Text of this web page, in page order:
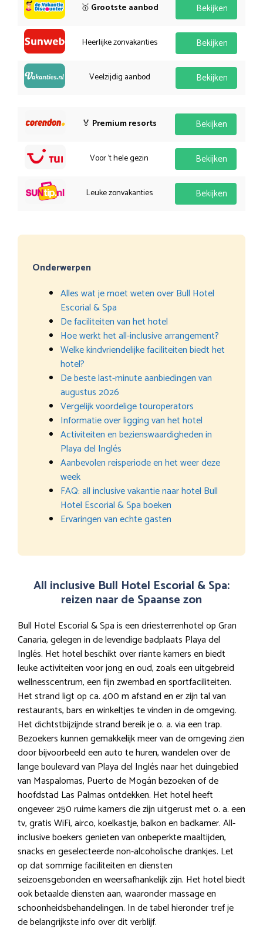
🥇 Grootste aanbod Bekijken
Heerlijke zonvakanties Bekijken
Veelzijdig aanbod Bekijken
🏅 Premium resorts Bekijken
Voor 't hele gezin Bekijken
Leuke zonvakanties Bekijken
Onderwerpen
Alles wat je moet weten over Bull Hotel
Escorial & Spa
De faciliteiten van het hotel
Hoe werkt het all-inclusive arrangement?
Welke kindvriendelijke faciliteiten biedt het
hotel?
De beste last-minute aanbiedingen van
augustus 2026
Vergelijk voordelige touroperators
Informatie over ligging van het hotel
Activiteiten en bezienswaardigheden in
Playa del Inglés
Aanbevolen reisperiode en het weer deze
week
FAQ: all inclusive vakantie naar hotel Bull
Hotel Escorial & Spa boeken
Ervaringen van echte gasten
All inclusive Bull Hotel Escorial & Spa:
reizen naar de Spaanse zon
Bull Hotel Escorial & Spa is een driesterrenhotel op Gran
Canaria, gelegen in de levendige badplaats Playa del
Inglés. Het hotel beschikt over riante kamers en biedt
leuke activiteiten voor jong en oud, zoals een uitgebreid
wellnesscentrum, een fijn zwembad en sportfaciliteiten.
Het strand ligt op ca. 400 m afstand en er zijn tal van
restaurants, bars en winkeltjes te vinden in de omgeving.
Het dichtstbijzijnde strand bereik je o. a. via een trap.
Bezoekers kunnen gemakkelijk meer van de omgeving zien
door bijvoorbeeld een auto te huren, wandelen over de
lange boulevard van Playa del Inglés naar het duingebied
van Maspalomas, Puerto de Mogán bezoeken of de
hoofdstad Las Palmas ontdekken. Het hotel heeft
ongeveer 250 ruime kamers die zijn uitgerust met o. a. een
tv, gratis WiFi, airco, koelkastje, balkon en badkamer. All-
inclusive boekers genieten van onbeperkte maaltijden,
snacks en geselecteerde non-alcoholische drankjes. Let
op dat sommige faciliteiten en diensten
seizoensgebonden en weersafhankelijk zijn. Het hotel biedt
ook betaalde diensten aan, waaronder massage en
schoonheidsbehandelingen. In de tabel hieronder tref je
de belangrijkste info over dit verblijf.